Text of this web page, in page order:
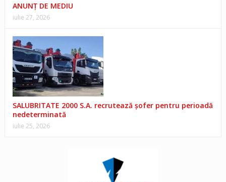
ANUNŢ DE MEDIU
iulie 27, 2026
SALUBRITATE 2000 S.A. recrutează șofer pentru perioadă
nedeterminată
iulie 25, 2026